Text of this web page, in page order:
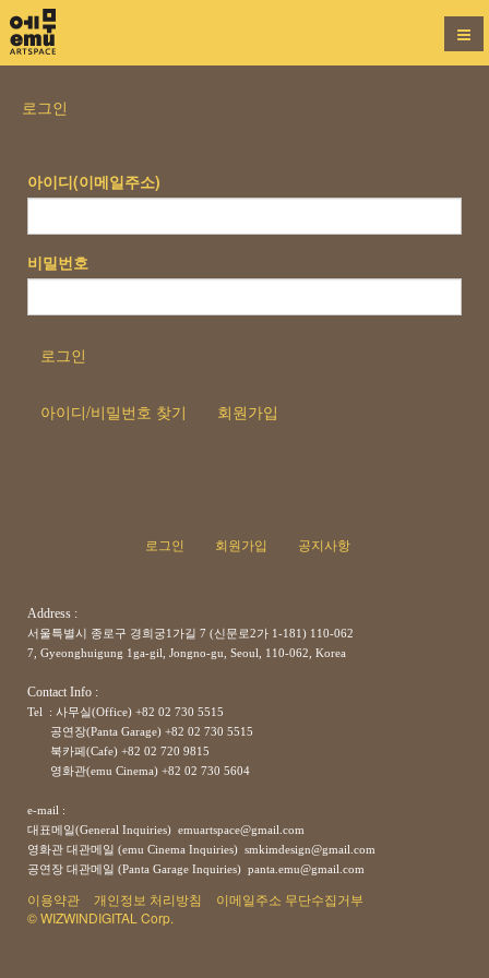
로그인
아이디(이메일주소)
비밀번호
로그인
아이디/비밀번호 찾기 회원가입
로그인 회원가입 공지사항
Address :
서울특별시 종로구 경희궁1가길 7 (신문로2가 1-181) 110-062
7, Gyeonghuigung 1ga-gil, Jongno-gu, Seoul, 110-062, Korea
Contact Info :
Tel : 사무실(Office) +82 02 730 5515
공연장(Panta Garage) +82 02 730 5515
북카페(Cafe) +82 02 720 9815
영화관(emu Cinema) +82 02 730 5604
e-mail :
대표메일(General Inquiries) emuartspace@gmail.com
영화관 대관메일 (emu Cinema Inquiries) smkimdesign@gmail.com
공연장 대관메일 (Panta Garage Inquiries) panta.emu@gmail.com
이용약관 개인정보 처리방침
이메일주소 무단수집거부
© WIZWINDIGITAL Corp.